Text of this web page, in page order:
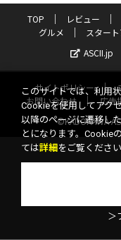
TOP レビュー
グルメ
スター
ASCII.jp
サイトポリシー
お問い合わせ
広告
©KADOKAWA
このサイトでは、利用
Cookieを使用してアク
以降のページに遷移し
とになります。Cookie
ては詳細 をご覧ください
＞